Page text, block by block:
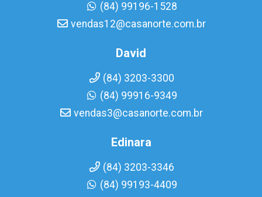
(84) 99196-1528
vendas12@casanorte.com.br
David
(84) 3203-3300
(84) 99916-9349
vendas3@casanorte.com.br
Edinara
(84) 3203-3346
(84) 99193-4409